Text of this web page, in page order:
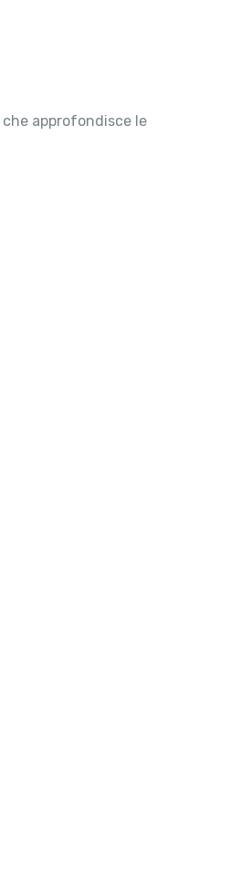
approfondisce le